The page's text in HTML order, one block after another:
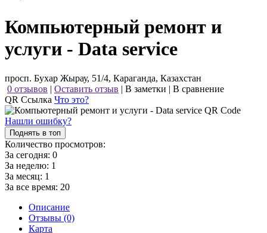
Компьютерный ремонт и
услуги - Data service
просп. Бухар Жырау, 51/4, Караганда, Казахстан
0 отзывов | Оставить отзыв | В заметки | В сравнение
QR Ссылка Что это?
Нашли ошибку?
Поднять в топ
Количество просмотров:
За сегодня: 0
За неделю: 1
За месяц: 1
За все время: 20
Описание
Отзывы (0)
Карта